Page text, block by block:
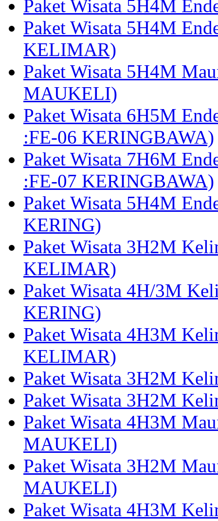
Paket Wisata 5H4M
Paket Wisata 5H4M
KELIMAR)
Paket Wisata 5H4M
MAUKELI)
Paket Wisata 6H5M
:FE-06 KERINGBAWA)
Paket Wisata 7H6M
:FE-07 KERINGBAWA)
Paket Wisata 5H4M
KERING)
Paket Wisata 3H2M
KELIMAR)
Paket Wisata 4H/3M
KERING)
Paket Wisata 4H3M
KELIMAR)
Paket Wisata 3H2M
Paket Wisata 3H2M
Paket Wisata 4H3M
MAUKELI)
Paket Wisata 3H2M
MAUKELI)
Paket Wisata 4H3M